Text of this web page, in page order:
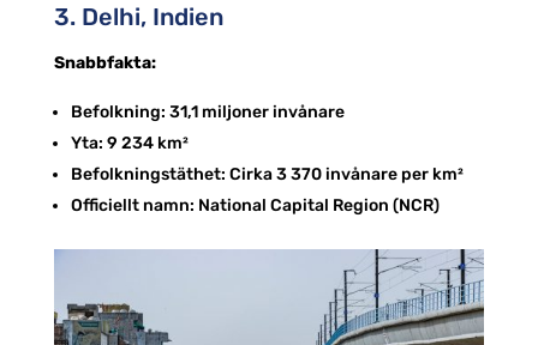
3. Delhi, Indien
Snabbfakta:
Befolkning: 31,1 miljoner invånare
Yta: 9 234 km²
Befolkningstäthet: Cirka 3 370 invånare per km²
Officiellt namn: National Capital Region (NCR)